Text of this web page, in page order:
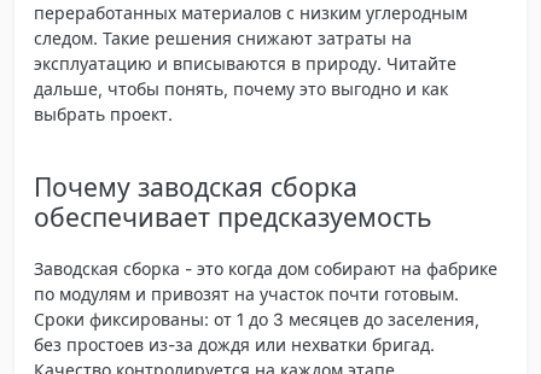
переработанных материалов с низким углеродным
следом. Такие решения снижают затраты на
эксплуатацию и вписываются в природу. Читайте
дальше, чтобы понять, почему это выгодно и как
выбрать проект.
Почему заводская сборка
обеспечивает предсказуемость
Заводская сборка - это когда дом собирают на фабрике
по модулям и привозят на участок почти готовым.
Сроки фиксированы: от 1 до 3 месяцев до заселения,
без простоев из-за дождя или нехватки бригад.